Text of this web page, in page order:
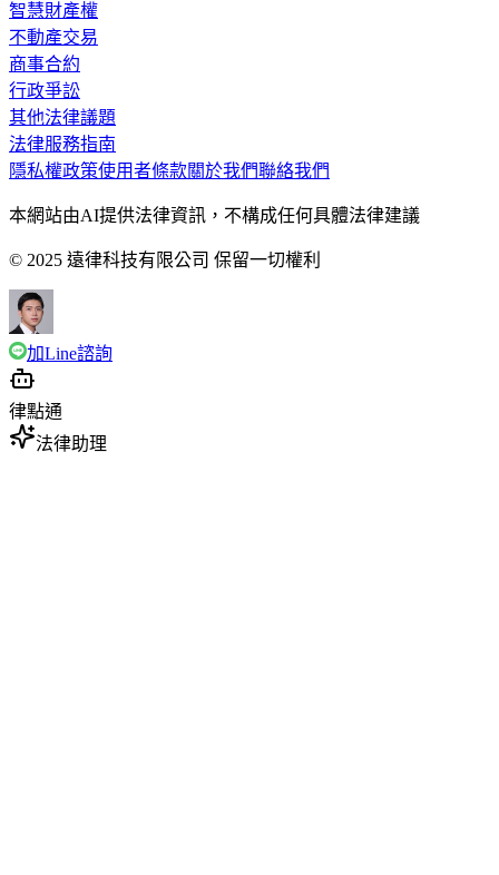
智慧財產權
不動產交易
商事合約
行政爭訟
其他法律議題
法律服務指南
隱私權政策使用者條款關於我們聯絡我們
本網站由AI提供法律資訊，不構成任何具體法律建議
© 2025 遠律科技有限公司 保留一切權利
加Line諮詢
律點通
法律助理